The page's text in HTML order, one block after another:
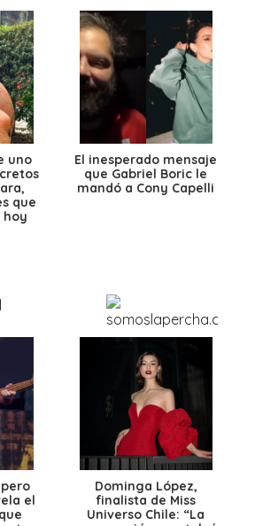
uno
que
hoy
El inesperado mensaje
que Gabriel Boric le
mandó a Cony Capelli
el
Dominga López,
finalista de Miss
Universo Chile: “La